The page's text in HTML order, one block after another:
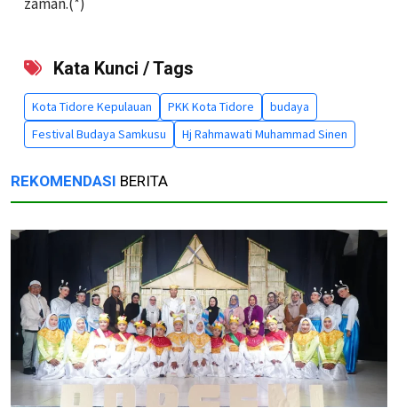
Kata Kunci / Tags
Kota Tidore Kepulauan PKK Kota Tidore
budaya
Festival Budaya Samkusu
Hj Rahmawati Muhammad Sinen
REKOMENDASI BERITA